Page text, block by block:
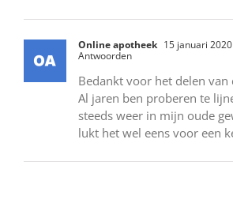
Online apotheek 15 januari
Antwoorden
Bedankt voor het delen
Al jaren ben proberen te
steeds weer in mijn oude
lukt het wel eens voor een